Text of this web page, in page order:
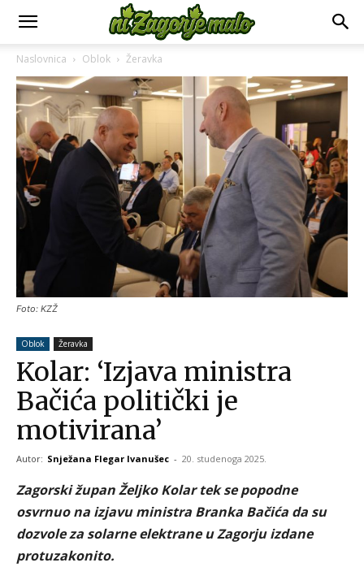
Naslovnica Oblok Žeravka
Foto: KZŽ
Oblok Žeravka
Kolar: ‘Izjava ministra
Bačića politički je
motivirana’
Autor: Snježana Flegar Ivanušec - 20. studenoga 2025.
Zagorski župan Željko Kolar tek se popodne
osvrnuo na izjavu ministra Branka Bačića da su
dozvole za solarne elektrane u Zagorju izdane
protuzakonito.